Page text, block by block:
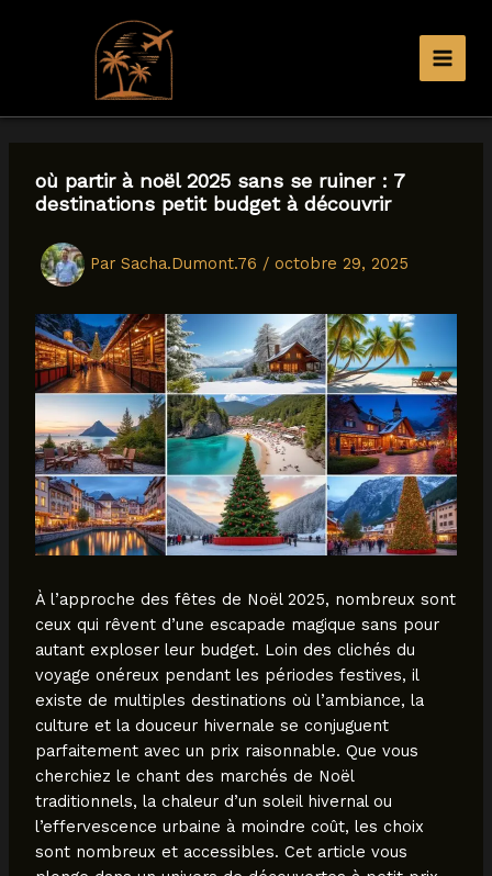
Aller
contenuoù partir à noël 2025 sans se ruiner : 7
destinations petit budget à découvrir
Par Sacha.Dumont.76 / octobre 29, 2025
À l’approche des fêtes de Noël 2025, nombreux sont
ceux qui rêvent d’une escapade magique sans pour
autant exploser leur budget. Loin des clichés du
voyage onéreux pendant les périodes festives, il
existe de multiples destinations où l’ambiance, la
culture et la douceur hivernale se conjuguent
parfaitement avec un prix raisonnable. Que vous
cherchiez le chant des marchés de Noël
traditionnels, la chaleur d’un soleil hivernal ou
l’effervescence urbaine à moindre coût, les choix
sont nombreux et accessibles. Cet article vous